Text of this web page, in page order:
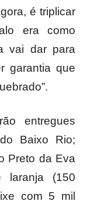
é triplicar
era como
vai dar para
garantia que
entregues
Baixo Rio;
Preto da Eva
laranja (150
com 5 mil